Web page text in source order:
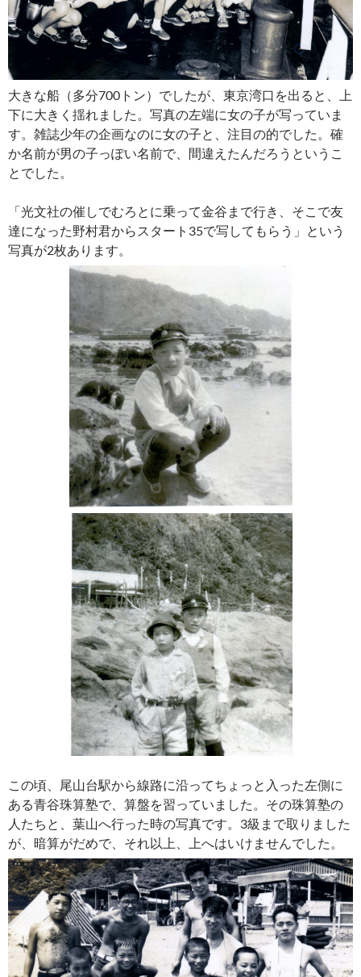
大きな船（多分700トン）でしたが、東京湾口を出ると、上
下に大きく揺れました。写真の左端に女の子が写っていま
す。雑誌少年の企画なのに女の子と、注目の的でした。確
か名前が男の子っぽい名前で、間違えたんだろうというこ
とでした。
「光文社の催しでむろとに乗って金谷まで行き、そこで友
達になった野村君からスタート35で写してもらう」という
写真が2枚あります。
この頃、尾山台駅から線路に沿ってちょっと入った左側に
ある青谷珠算塾で、算盤を習っていました。その珠算塾の
人たちと、葉山へ行った時の写真です。3級まで取りました
が、暗算がだめで、それ以上、上へはいけませんでした。